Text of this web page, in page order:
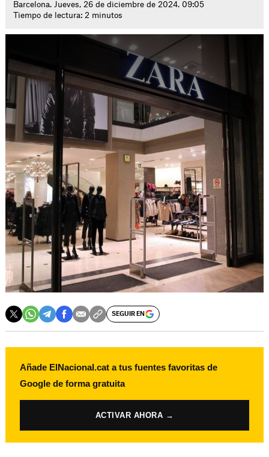
Barcelona. Jueves, 26 de diciembre de 2024. 09:05
Tiempo de lectura: 2 minutos
SEGUIR EN
Añade ElNacional.cat a tus fuentes favoritas de
Google de forma gratuita
ACTIVAR AHORA →